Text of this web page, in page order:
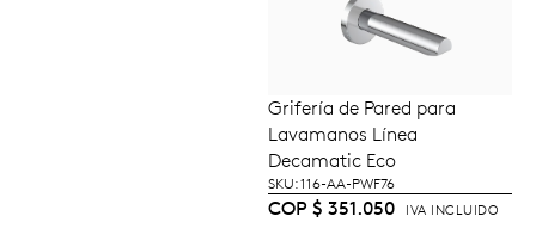
AÑADIR AL
CARRITO
Grifería de Pared para
Lavamanos Línea
Decamatic Eco
SKU: 116-AA-PWF76
COP $ 351.050 IVA INCLUIDO